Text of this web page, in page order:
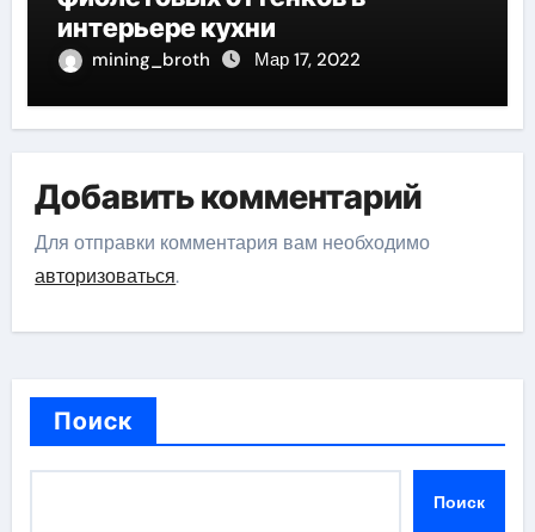
интерьере кухни
mining_broth Мар 17, 2022
Добавить комментарий
Для отправки комментария вам необходимо
авторизоваться.
Поиск
Поиск